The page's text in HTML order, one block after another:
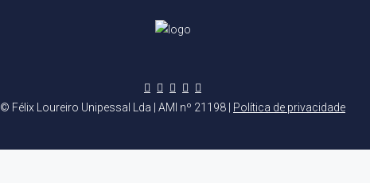
© Félix Loureiro Unipessal Lda | AMI nº 21198 | Política de privacidade